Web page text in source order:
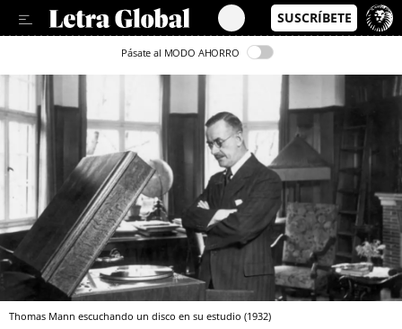
Pásate al MODO AHORRO
Thomas Mann escuchando un disco en su estudio (1932)